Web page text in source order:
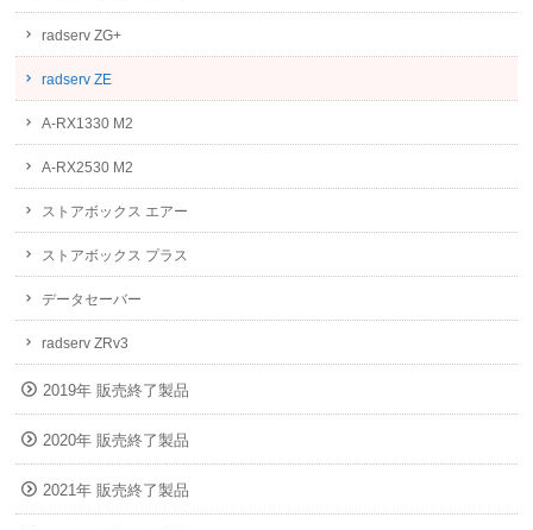
radserv ZG+
radserv ZE
A-RX1330 M2
A-RX2530 M2
ストアボックス エアー
ストアボックス プラス
データセーバー
radserv ZRv3
2019年 販売終了製品
2020年 販売終了製品
2021年 販売終了製品